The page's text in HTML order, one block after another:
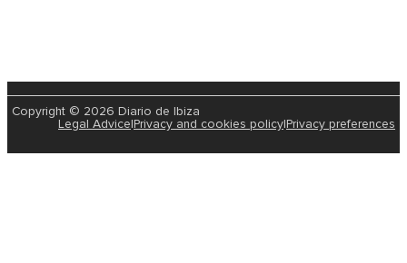
Copyright © 2026 Diario de Ibiza
Legal Advice|Privacy and cookies policy|Privacy preferences